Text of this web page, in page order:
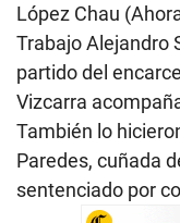
López Chau
Trabajo Alejandro
partido del
Vizcarra
También lo
Paredes, cuñada
sentenciado por